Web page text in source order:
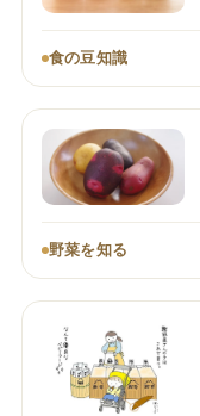
食の豆知識
野菜を知る